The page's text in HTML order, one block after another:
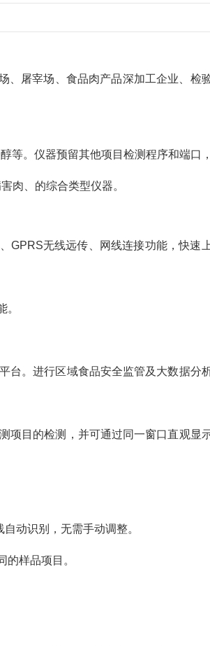
、屠宰场、食品肉产品深加工企业、检
等。仪器预留其他项目检测程序和端口
肉、的综合类型仪器。
GPRS无线远传、网线连接功能，快速
台。进行区域食品安全监管及大数据分
项目的检测，并可通过同一窗口直观显
动识别，无需手动调整。
样品项目。